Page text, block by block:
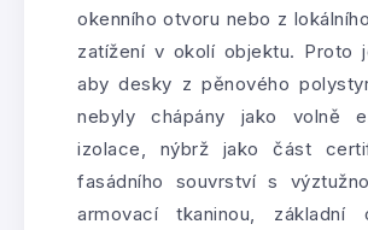
okenního otvoru nebo z
zatížení v okolí objektu. Proto
aby desky z pěnového
nebyly chápány jako volně
izolace, nýbrž jako část
fasádního souvrství s
armovací tkaninou, základní